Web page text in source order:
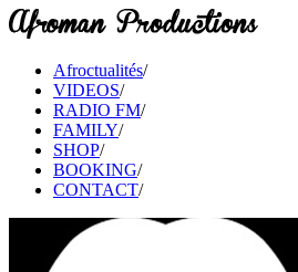
Afroctualités/
VIDEOS/
RADIO FM/
FAMILY/
SHOP/
BOOKING/
CONTACT/